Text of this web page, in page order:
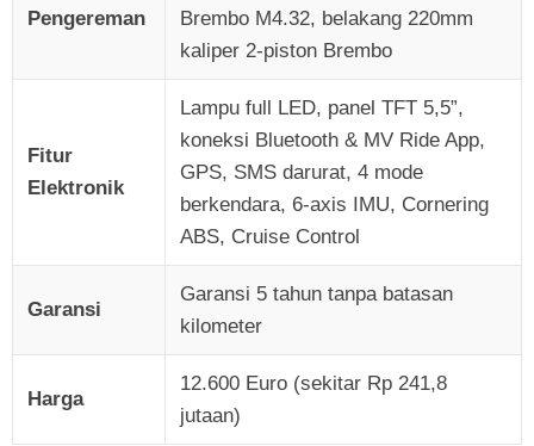
Pengereman
Brembo M4.32, belakang 220mm
kaliper 2-piston Brembo
Fitur
Elektronik
Lampu full LED, panel TFT 5,5”,
koneksi Bluetooth & MV Ride App,
GPS, SMS darurat, 4 mode
berkendara, 6-axis IMU, Cornering
ABS, Cruise Control
Garansi
Garansi 5 tahun tanpa batasan
kilometer
Harga
12.600 Euro (sekitar Rp 241,8
jutaan)